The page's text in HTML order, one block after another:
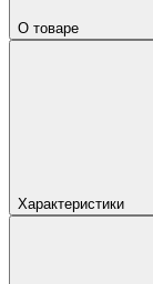
О товаре
Характеристики